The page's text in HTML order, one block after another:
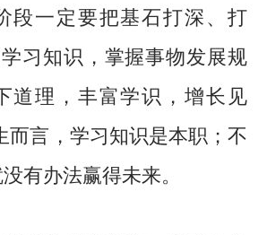
段一定要把基石打深、打
习知识，掌握事物发展规
道理，丰富学识，增长见
而言，学习知识是本职；不
有办法赢得未来。